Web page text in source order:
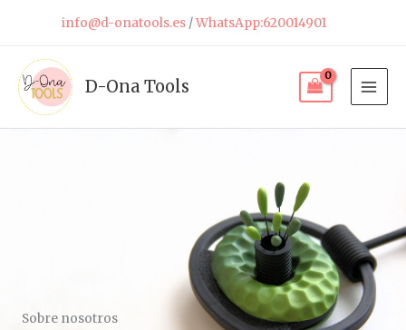
contenido
info@d-onatools.es/WhatsApp:620014901
D-Ona Tools
Sobre nosotros